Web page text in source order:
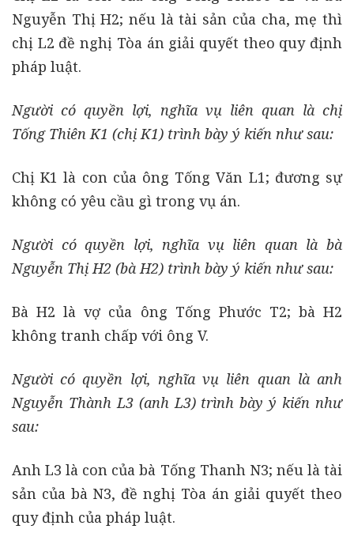
Nguyễn Thị H2; nếu là tài sản của cha, mẹ thì
chị L2 đề nghị Tòa án giải quyết theo quy định
pháp luật.
Người có quyền lợi, nghĩa vụ liên quan là chị
Tống Thiên K1 (chị K1) trình bày ý kiến như sau:
Chị K1 là con của ông Tống Văn L1; đương sự
không có yêu cầu gì trong vụ án.
Người có quyền lợi, nghĩa vụ liên quan là bà
Nguyễn Thị H2 (bà H2) trình bày ý kiến như sau:
Bà H2 là vợ của ông Tống Phước T2; bà H2
không tranh chấp với ông V.
Người có quyền lợi, nghĩa vụ liên quan là anh
Nguyễn Thành L3 (anh L3) trình bày ý kiến như
sau:
Anh L3 là con của bà Tống Thanh N3; nếu là tài
sản của bà N3, đề nghị Tòa án giải quyết theo
quy định của pháp luật.